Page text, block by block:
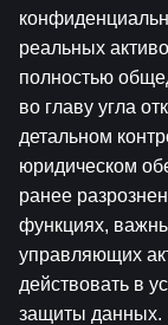
реальных
полностью
во главу угла
детальном
юридическом
ранее
функциях,
управляющих
действовать в
защиты данных.